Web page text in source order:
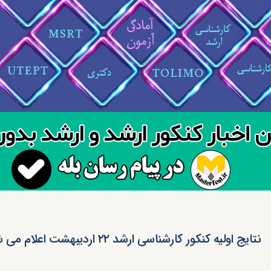
نتایج اولیه کنکور کارشناسی ارشد ۲۲ اردیبهشت اعلام می شود